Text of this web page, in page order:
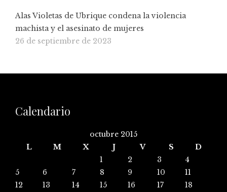
Alas Violetas de Ubrique condena la violencia
machista y el asesinato de mujeres
26 de septiembre de 2023
Calendario
octubre 2015
L
M X J V S
D
1
2 3
4
5
6 7 8 9 10
11
12
13 14 15 16 17
18